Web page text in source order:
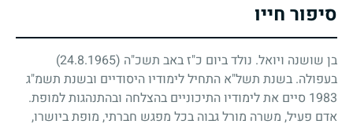
סיפור חייו
בן שושנה ויואל. נולד ביום כ"ז באב תשכ"ה (24.8.1965)
בעפולה. בשנת תשל"א התחיל לימודיו היסודיים ובשנת תשמ"ג
1983 סיים את לימודיו התיכוניים בהצלחה ובהתנהגות למופת.
אדם פעיל, משרה מורל גבוה בכל מפגש חברתי, מופת ביושרו,